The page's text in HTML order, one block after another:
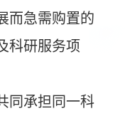
而急需购置的
科研服务项
同承担同一科